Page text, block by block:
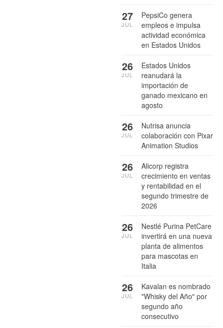
PepsiCo genera
empleos e impulsa
actividad económica
en Estados Unidos
27
JUL
Estados Unidos
reanudará la
importación de
ganado mexicano en
agosto
26
JUL
Nutrisa anuncia
colaboración con Pixar
Animation Studios
26
JUL
Alicorp registra
crecimiento en ventas
y rentabilidad en el
segundo trimestre de
2026
26
JUL
Nestlé Purina PetCare
invertirá en una nueva
planta de alimentos
para mascotas en
Italia
26
JUL
Kavalan es nombrado
"Whisky del Año" por
segundo año
consecutivo
26
JUL